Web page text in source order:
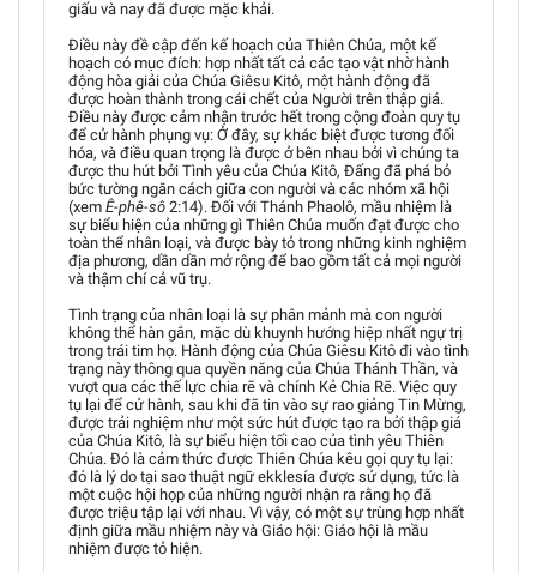
giấu và nay đã được mặc khải.
Điều này đề cập đến kế hoạch của Thiên Chúa, một kế
hoạch có mục đích: hợp nhất tất cả các tạo vật nhờ hành
động hòa giải của Chúa Giêsu Kitô, một hành động đã
được hoàn thành trong cái chết của Người trên thập giá.
Điều này được cảm nhận trước hết trong cộng đoàn quy tụ
để cử hành phụng vụ: Ở đây, sự khác biệt được tương đối
hóa, và điều quan trọng là được ở bên nhau bởi vì chúng ta
được thu hút bởi Tình yêu của Chúa Kitô, Đấng đã phá bỏ
bức tường ngăn cách giữa con người và các nhóm xã hội
(xem Ê-phê-sô 2:14). Đối với Thánh Phaolô, mầu nhiệm là
sự biểu hiện của những gì Thiên Chúa muốn đạt được cho
toàn thể nhân loại, và được bày tỏ trong những kinh nghiệm
địa phương, dần dần mở rộng để bao gồm tất cả mọi người
và thậm chí cả vũ trụ.
Tình trạng của nhân loại là sự phân mảnh mà con người
không thể hàn gắn, mặc dù khuynh hướng hiệp nhất ngự trị
trong trái tim họ. Hành động của Chúa Giêsu Kitô đi vào tình
trạng này thông qua quyền năng của Chúa Thánh Thần, và
vượt qua các thế lực chia rẽ và chính Kẻ Chia Rẽ. Việc quy
tụ lại để cử hành, sau khi đã tin vào sự rao giảng Tin Mừng,
được trải nghiệm như một sức hút được tạo ra bởi thập giá
của Chúa Kitô, là sự biểu hiện tối cao của tình yêu Thiên
Chúa. Đó là cảm thức được Thiên Chúa kêu gọi quy tụ lại:
đó là lý do tại sao thuật ngữ ekklesía được sử dụng, tức là
một cuộc hội họp của những người nhận ra rằng họ đã
được triệu tập lại với nhau. Vì vậy, có một sự trùng hợp nhất
định giữa mầu nhiệm này và Giáo hội: Giáo hội là mầu
nhiệm được tỏ hiện.